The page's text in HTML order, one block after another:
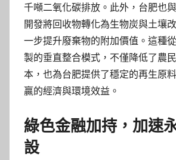
千噸二氧化碳排放。此外，台肥也
開發將回收物轉化為生物炭與土壤
一步提升廢棄物的附加價值。這種
製的垂直整合模式，不僅降低了農
本，也為台肥提供了穩定的再生原
贏的經濟與環境效益。
綠色金融加持，加速
設